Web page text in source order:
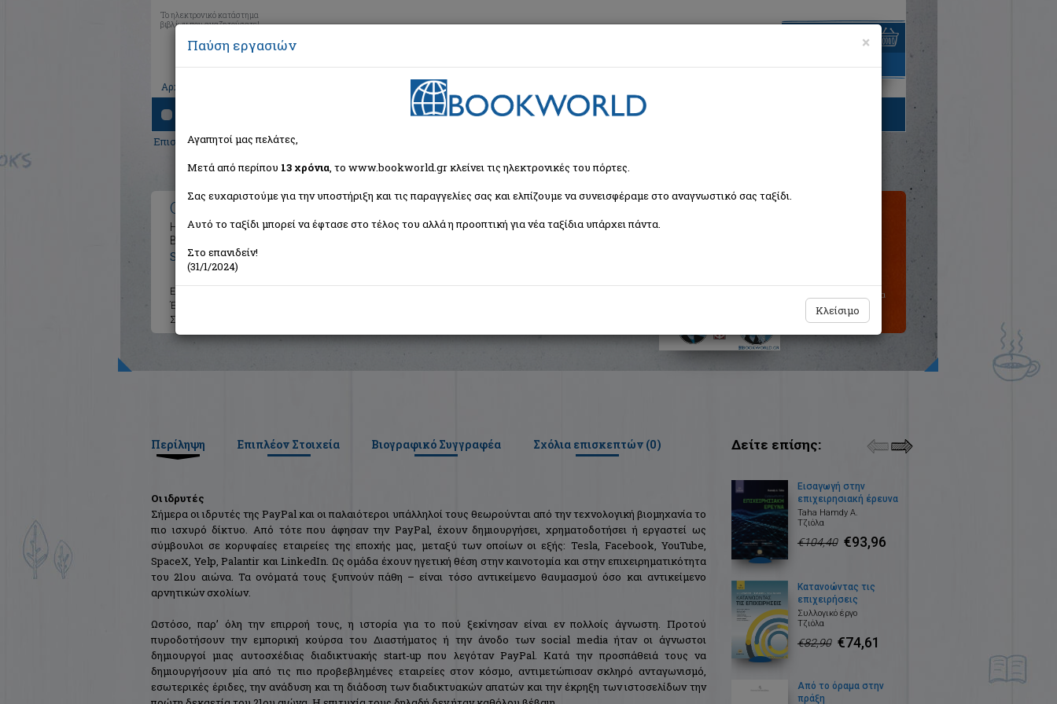
Το ηλεκτρονικό κατάστημα
βιβλίων που αναζητούσατε!
Αρχική
είναι άδειο
Επιστήμες>Επιστήμες του Ανθρώπου
Οι ιδρυτές
Η ιστορία της PayPal και των επιχειρηματιών που άλλαξαν για πάντα τη Σίλικον
Βάλεϊ
Soni Jimmy
Εκδότης:
Έτος:
Σελίδες:
Δεν υπάρχει δυνατότητα
παραγγελίας
Περίληψη Επιπλέον Στοιχεία Βιογραφικό Συγγραφέα Σχόλια επισκεπτών (0)
Οι ιδρυτές
Σήμερα οι ιδρυτές της PayPal και οι παλαιότεροι υπάλληλοί τους θεωρούνται από την τεχνολογική βιομηχανία το
πιο ισχυρό δίκτυο. Από τότε που άφησαν την PayPal, έχουν δημιουργήσει, χρηματοδοτήσει ή εργαστεί ως
σύμβουλοι σε κορυφαίες εταιρείες της εποχής μας, μεταξύ των οποίων οι εξής: Tesla, Facebook, YouTube,
SpaceX, Yelp, Palantir και LinkedIn. Ως ομάδα έχουν ηγετική θέση στην καινοτομία και στην επιχειρηματικότητα
του 21ου αιώνα. Τα ονόματά τους ξυπνούν πάθη – είναι τόσο αντικείμενο θαυμασμού όσο και αντικείμενο
αρνητικών σχολίων.
Ωστόσο, παρ’ όλη την επιρροή τους, η ιστορία για το πού ξεκίνησαν είναι εν πολλοίς άγνωστη. Προτού
πυροδοτήσουν την εμπορική κούρσα του Διαστήματος ή την άνοδο των social media ήταν οι άγνωστοι
δημιουργοί μιας αυτοσχέδιας διαδικτυακής start-up που λεγόταν PayPal. Κατά την προσπάθειά τους να
δημιουργήσουν μία από τις πιο προβεβλημένες εταιρείες στον κόσμο, αντιμετώπισαν σκληρό ανταγωνισμό,
εσωτερικές έριδες, την ανάδυση και τη διάδοση των διαδικτυακών απατών και την έκρηξη των ιστοσελίδων την
Δείτε επίσης:
Εισαγωγή στην
επιχειρησιακή έρευνα
Taha Hamdy A.
Τζιόλα
€104,40 €93,96
Κατανοώντας τις
επιχειρήσεις
Συλλογικό έργο
Τζιόλα
€82,90 €74,61
Από το όραμα στην
πράξη
×
Παύση εργασιών
Αγαπητοί μας πελάτες,
Μετά από περίπου 13 χρόνια, το www.bookworld.gr κλείνει τις ηλεκτρονικές του πόρτες.
Σας ευχαριστούμε για την υποστήριξη και τις παραγγελίες σας και ελπίζουμε να συνεισφέραμε στο αναγνωστικό σας ταξίδι.
Αυτό το ταξίδι μπορεί να έφτασε στο τέλος του αλλά η προοπτική για νέα ταξίδια υπάρχει πάντα.
Στο επανιδείν!
(31/1/2024)
Κλείσιμο